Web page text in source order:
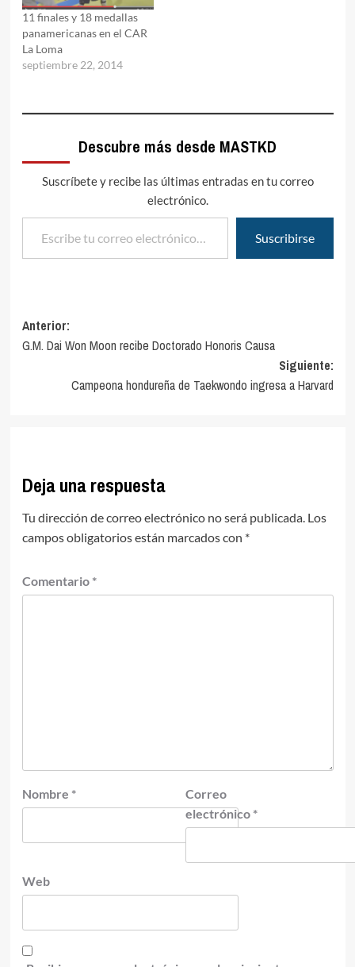
11 finales y 18 medallas
panamericanas en el CAR
La Loma
septiembre 22, 2014
Descubre más desde MASTKD
Suscríbete y recibe las últimas entradas en tu correo
electrónico.
Escribe tu correo electrónico…
Suscribirse
Navegación
de
entradas
Anterior:
G.M. Dai Won Moon recibe Doctorado Honoris Causa
Siguiente:
Campeona hondureña de Taekwondo ingresa a Harvard
Deja una respuesta
Tu dirección de correo electrónico no será publicada. Los
campos obligatorios están marcados con *
Comentario *
Nombre *
Correo
electrónico *
Web